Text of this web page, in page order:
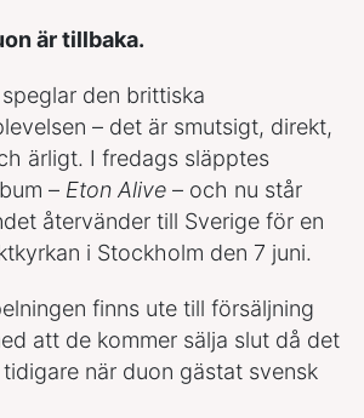
är tillbaka.
speglar den brittiska
– det är smutsigt, direkt,
ärligt. I fredags släpptes
– Eton Alive – och nu står
återvänder till Sverige för en
i Stockholm den 7 juni.
finns ute till försäljning
att de kommer sälja slut då det
när duon gästat svensk